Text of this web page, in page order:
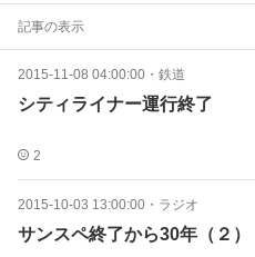
記事の表示
2015-11-08 04:00:00 ・ 鉄道
シティライナー運行終了
2
2015-10-03 13:00:00 ・ ラジオ
サンスペ終了から30年（２）